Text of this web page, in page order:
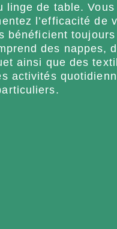
linge de table.
l’efficacité de
toujours
des nappes,
ainsi que des
activités